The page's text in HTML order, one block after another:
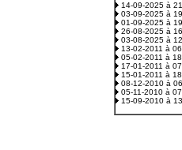
14-09-2025 à
03-09-2025 à
01-09-2025 à
26-08-2025 à
03-08-2025 à
13-02-2011 à
05-02-2011 à
17-01-2011 à
15-01-2011 à
08-12-2010 à
05-11-2010 à
15-09-2010 à